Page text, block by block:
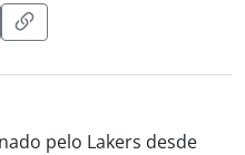
pelo Lakers desde